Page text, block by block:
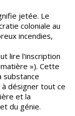
jetée. Le
coloniale au
incendies,
lire l'inscription
»). Cette
substance
désigner tout ce
et la
du génie.